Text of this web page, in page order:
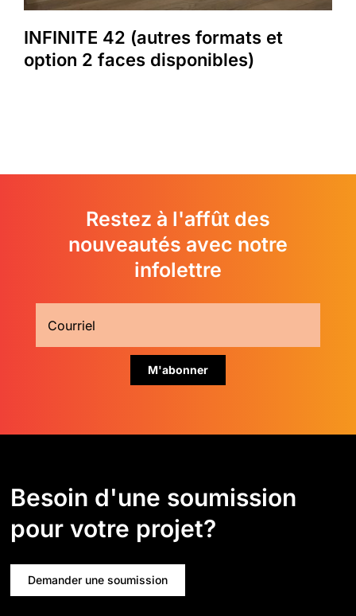
INFINITE 42 (autres formats et
option 2 faces disponibles)
Restez à l'affût des
nouveautés avec notre
infolettre
Besoin d'une soumission
pour votre projet?
Demander une soumission